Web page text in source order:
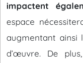
impactent
espace
augmentant ainsi
d’œuvre. De